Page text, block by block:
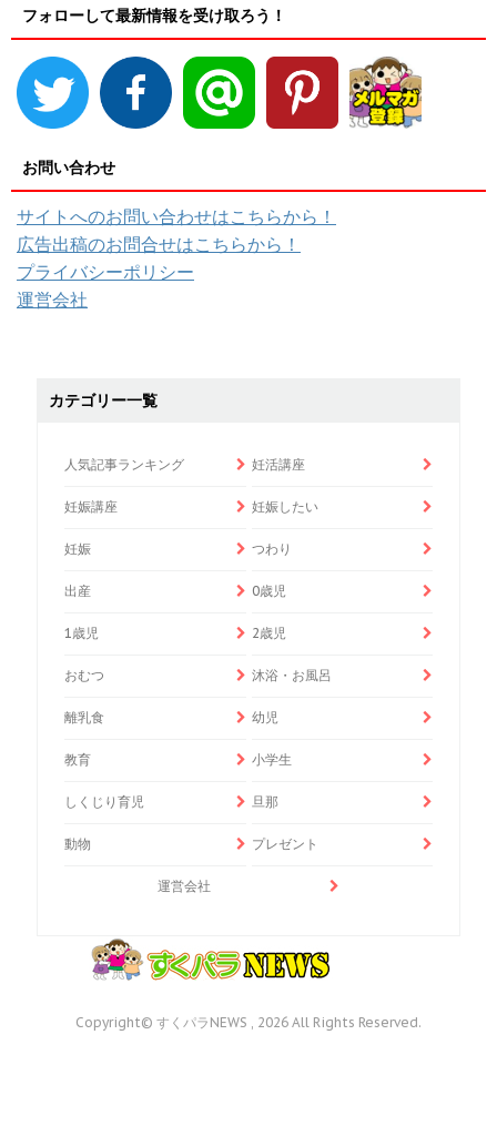
フォローして最新情報を受け取ろう！
お問い合わせ
サイトへのお問い合わせはこちらから！
広告出稿のお問合せはこちらから！
プライバシーポリシー
運営会社
カテゴリー一覧
人気記事ランキング 妊活講座
妊娠講座 妊娠したい
妊娠 つわり
出産 0歳児
1歳児 2歳児
おむつ 沐浴・お風呂
離乳食 幼児
教育 小学生
しくじり育児 旦那
動物 プレゼント
運営会社
Copyright© すくパラNEWS , 2026 All Rights Reserved.